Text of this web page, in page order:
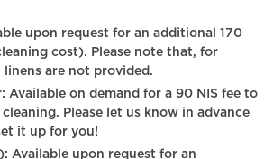
cost). Please note that, for
linens are not provided.
Please let us know in advance
it up for you!